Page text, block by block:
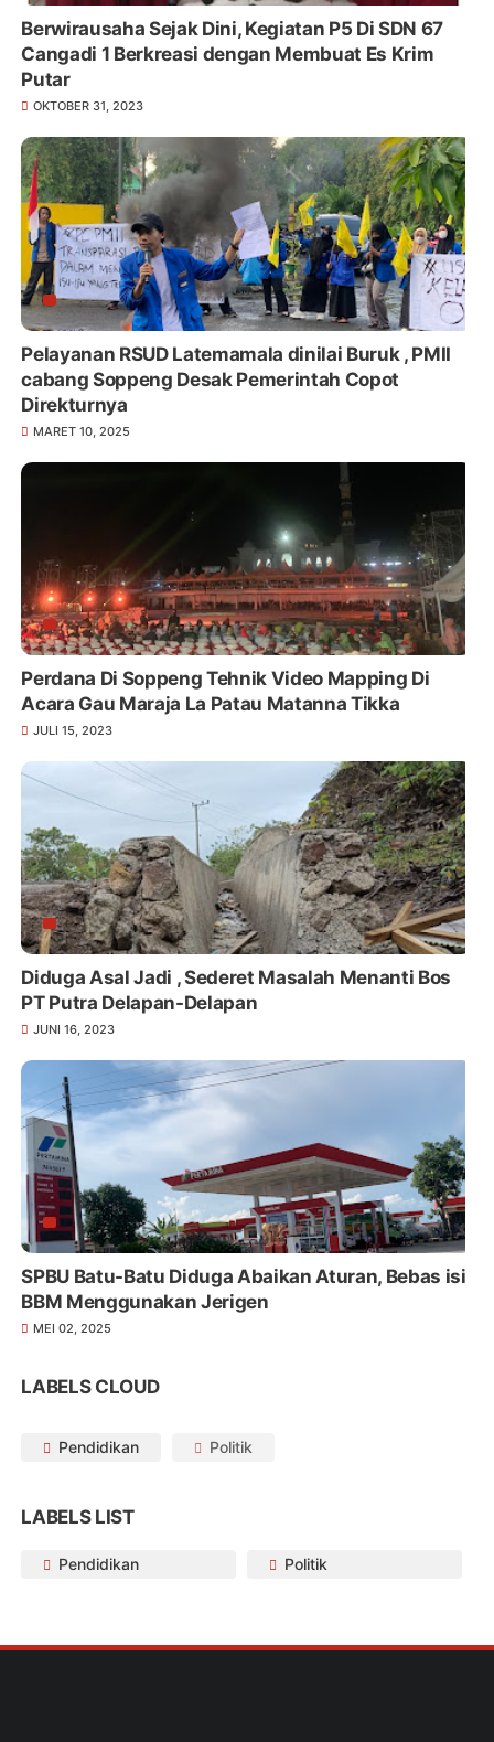
Berwirausaha Sejak Dini, Kegiatan P5 Di SDN 67
Cangadi 1 Berkreasi dengan Membuat Es Krim
Putar
OKTOBER 31, 2023
Pelayanan RSUD Latemamala dinilai Buruk , PMII
cabang Soppeng Desak Pemerintah Copot
Direkturnya
MARET 10, 2025
Perdana Di Soppeng Tehnik Video Mapping Di
Acara Gau Maraja La Patau Matanna Tikka
JULI 15, 2023
Diduga Asal Jadi , Sederet Masalah Menanti Bos
PT Putra Delapan-Delapan
JUNI 16, 2023
SPBU Batu-Batu Diduga Abaikan Aturan, Bebas isi
BBM Menggunakan Jerigen
MEI 02, 2025
LABELS CLOUD
Pendidikan Politik
LABELS LIST
Pendidikan Politik